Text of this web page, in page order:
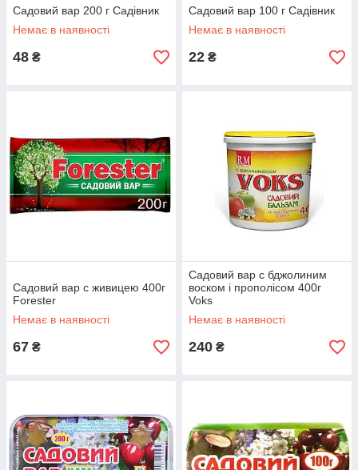
Садовий вар 200 г Садівник
Немає в наявності
48 ₴
Садовий вар 100 г Садівник
Немає в наявності
22 ₴
Садовий вар c живицею 400г
Forester
Немає в наявності
67 ₴
Садовий вар c бджолиним
воском і прополісом 400г
Voks
Немає в наявності
240 ₴